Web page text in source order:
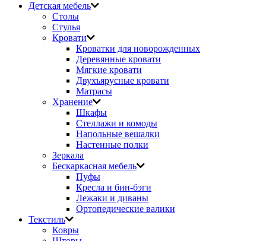
Детская мебель
Столы
Стулья
Кровати
Кроватки для новорожденных
Деревянные кровати
Мягкие кровати
Двухъярусные кровати
Матрасы
Хранение
Шкафы
Стеллажи и комоды
Напольные вешалки
Настенные полки
Зеркала
Бескаркасная мебель
Пуфы
Кресла и бин-бэги
Лежаки и диваны
Ортопедические валики
Текстиль
Ковры